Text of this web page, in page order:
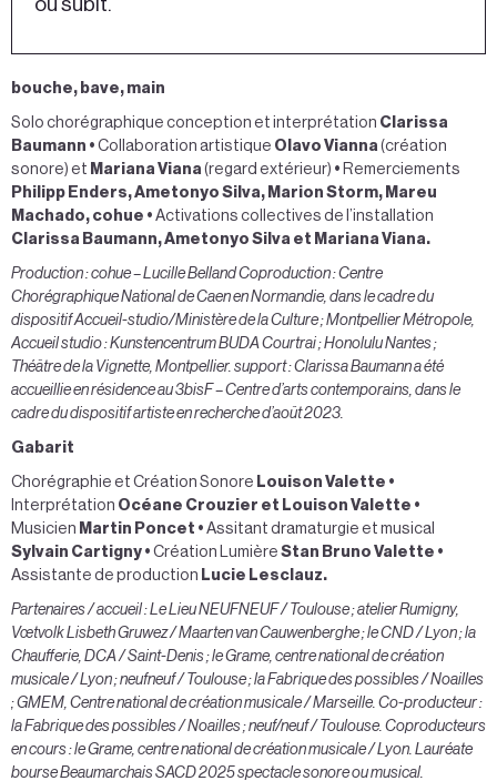
bouche, bave, main
Solo chorégraphique conception et interprétation Clarissa
Baumann • Collaboration artistique Olavo Vianna (création
sonore) et Mariana Viana (regard extérieur) • Remerciements
Philipp Enders, Ametonyo Silva, Marion Storm, Mareu
Machado, cohue • Activations collectives de l’installation
Clarissa Baumann, Ametonyo Silva et Mariana Viana.
Production : cohue – Lucille Belland Coproduction : Centre
Chorégraphique National de Caen en Normandie, dans le cadre du
dispositif Accueil-studio/Ministère de la Culture ; Montpellier Métropole,
Accueil studio : Kunstencentrum BUDA Courtrai ; Honolulu Nantes ;
Théâtre de la Vignette, Montpellier. support : Clarissa Baumann a été
accueillie en résidence au 3bisF – Centre d’arts contemporains, dans le
cadre du dispositif artiste en recherche d’août 2023.
Gabarit
Chorégraphie et Création Sonore Louison Valette •
Interprétation Océane Crouzier et Louison Valette •
Musicien Martin Poncet • Assitant dramaturgie et musical
Sylvain Cartigny • Création Lumière Stan Bruno Valette •
Assistante de production Lucie Lesclauz.
Partenaires / accueil : Le Lieu NEUFNEUF / Toulouse ; atelier Rumigny,
Vœtvolk Lisbeth Gruwez / Maarten van Cauwenberghe ; le CND / Lyon ; la
Chaufferie, DCA / Saint-Denis ; le Grame, centre national de création
musicale / Lyon ; neufneuf / Toulouse ; la Fabrique des possibles / Noailles
; GMEM, Centre national de création musicale / Marseille. Co-producteur :
la Fabrique des possibles / Noailles ; neuf/neuf / Toulouse. Coproducteurs
en cours : le Grame, centre national de création musicale / Lyon. Lauréate
bourse Beaumarchais SACD 2025 spectacle sonore ou musical.